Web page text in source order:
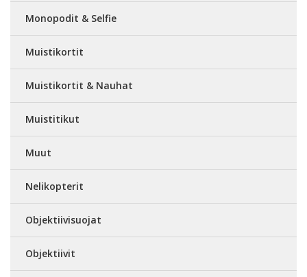
Monopodit & Selfie
Muistikortit
Muistikortit & Nauhat
Muistitikut
Muut
Nelikopterit
Objektiivisuojat
Objektiivit